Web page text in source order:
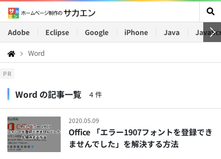
Adobe Eclipse Google iPhone Java
Word
PR
Word の記事一覧 4 件
2020.05.09
Office 「エラー1907フォントを登録でき
ませんでした」を解決する方法